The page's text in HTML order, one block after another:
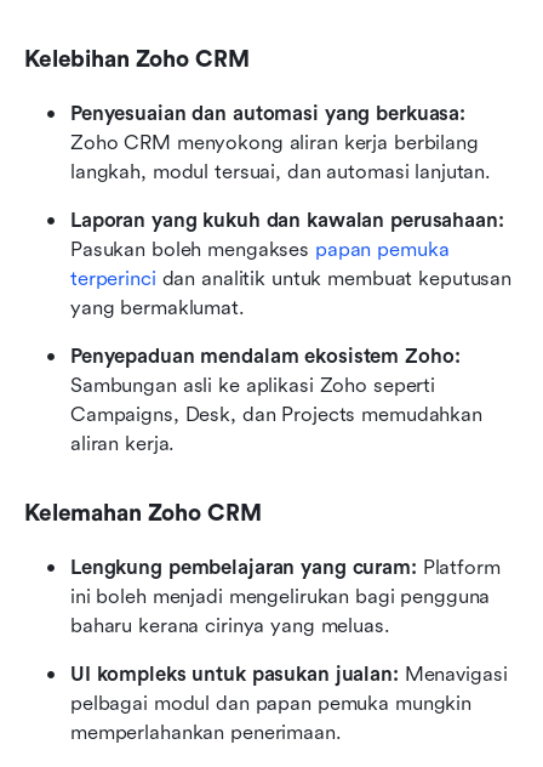
Kelebihan Zoho CRM
Penyesuaian dan automasi yang berkuasa:
Zoho CRM menyokong aliran kerja berbilang
langkah, modul tersuai, dan automasi lanjutan.
Laporan yang kukuh dan kawalan perusahaan:
Pasukan boleh mengakses papan pemuka
terperinci dan analitik untuk membuat keputusan
yang bermaklumat.
Penyepaduan mendalam ekosistem Zoho:
Sambungan asli ke aplikasi Zoho seperti
Campaigns, Desk, dan Projects memudahkan
aliran kerja.
Kelemahan Zoho CRM
Lengkung pembelajaran yang curam: Platform
ini boleh menjadi mengelirukan bagi pengguna
baharu kerana cirinya yang meluas.
UI kompleks untuk pasukan jualan: Menavigasi
pelbagai modul dan papan pemuka mungkin
memperlahankan penerimaan.